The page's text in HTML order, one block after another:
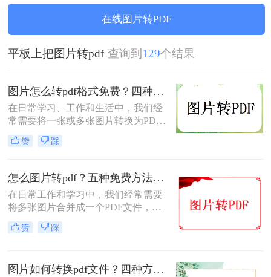
办公。
在线图片转PDF
平板上把图片转pdf 查询到 129个结果
图片怎么转pdf格式免费？四种方法对比与实操指南（附详细表格）!
在日常学习、工作和生活中，我们经
常需要将一张或多张图片转换为PDF
格式，以便于分享、存档或打印。无
论是整理电子相册、提交证件照，还
都十分常见。为了帮你快速选出最适
合自己的转换方式，下表汇总了四种
主流免费方法的核心差异：
赞 踩
怎么图片转pdf？五种免费方法对比与实操指南（附详细表格）！
在日常工作和学习中，我们经常需要
将多张图片合并成一个PDF文件，以
便于分享、存档或打印。无论是制作
电子相册、整理工作截图、提交证件
出最适合自己的转换方式，下表汇总
赞 踩
图片如何转换pdf文件？四种方法实测对比，附各场景最优选！